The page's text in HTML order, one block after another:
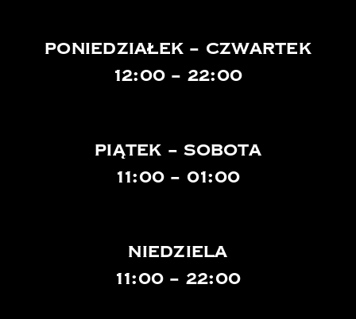
poniedziałek – czwartek
12:00 – 22:00
Piątek – sobota
11:00 – 01:00
niedziela
11:00 – 22:00